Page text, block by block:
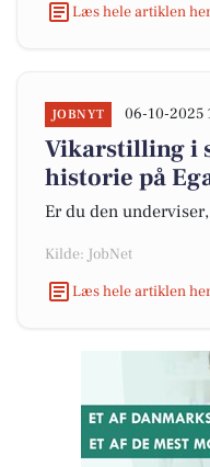
Læs hele artiklen
JOBNYT 06-10-2025
Vikarstilling i
historie på
Er du den
Kilde: JobNet
Læs hele artiklen